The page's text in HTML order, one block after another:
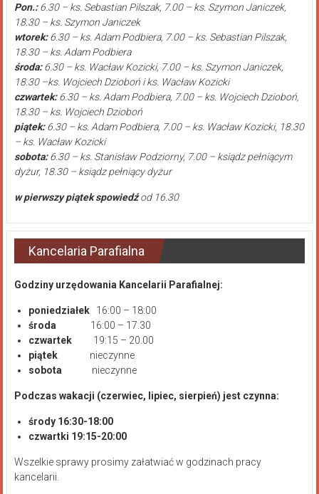
Pon.:6.30 – ks. Sebastian Pilszak, 7.00 – ks. Szymon Janiczek,
18.30 – ks. Szymon Janiczek
wtorek:6.30 – ks. Adam Podbiera, 7.00 – ks. Sebastian Pilszak,
18.30 – ks. Adam Podbiera
środa:6.30 – ks. Wacław Kozicki, 7.00 – ks. Szymon Janiczek,
18.30 –ks. Wojciech Dzioboń i ks. Wacław Kozicki
czwartek:6.30 – ks. Adam Podbiera, 7.00 – ks. Wojciech Dzioboń,
18.30 – ks. Wojciech Dzioboń
piątek:6.30 – ks. Adam Podbiera, 7.00 – ks. Wacław Kozicki, 18.30
– ks. Wacław Kozicki
sobota:6.30 – ks. Stanisław Podziorny, 7.00 – ksiądz pełniącym
dyżur, 18.30 – ksiądz pełniący dyżur
w pierwszy piątek spowiedźod 16.30
Kancelaria Parafialna
Godziny urzędowania Kancelarii Parafialnej:
poniedziałek
16:00 – 18:00
środa
16:00 – 17.30
czwartek 19:15 – 20.00
piątek
nieczynne
sobota nieczynne
Podczas wakacji (czerwiec, lipiec, sierpień) jest czynna:
środy 16:30-18:00
czwartki 19:15-20:00
Wszelkie sprawy prosimy załatwiać w godzinach pracy
kancelarii.